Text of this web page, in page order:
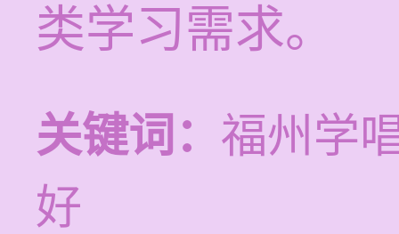
类学习需求。
关键词： 福州学
好